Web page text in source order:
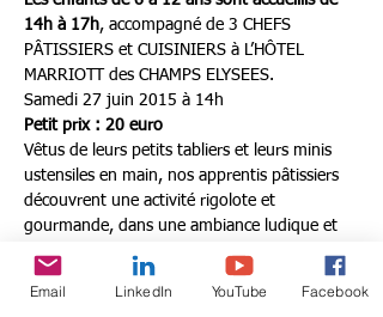
14h à 17h, accompagné de 3 CHEFS
PÂTISSIERS et CUISINIERS à L’HÔTEL
MARRIOTT des CHAMPS ELYSEES.
Samedi 27 juin 2015 à 14h
Petit prix : 20 euro
Vêtus de leurs petits tabliers et leurs minis
ustensiles en main, nos apprentis pâtissiers
découvrent une activité rigolote et
gourmande, dans une ambiance ludique et
décontractée.
C’est en ayant l’impression de cuisiner
comme les grands que votre petit Chef
Email LinkedIn YouTube Facebook